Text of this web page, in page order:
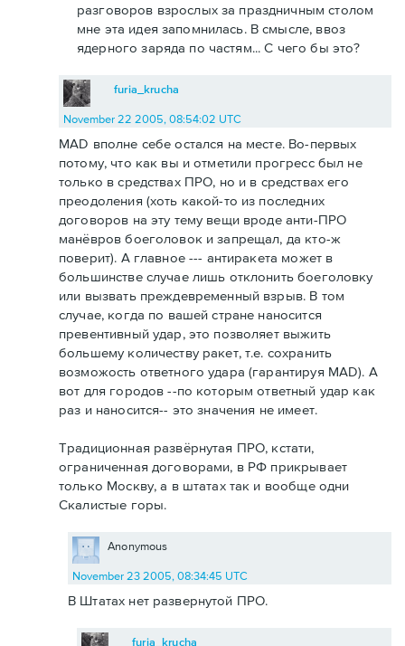
разговоров взрослых за праздничным столом
мне эта идея запомнилась. В смысле, ввоз
ядерного заряда по частям... С чего бы это?
furia_krucha
November 22 2005, 08:54:02 UTC
MAD вполне себе остался на месте. Во-первых
потому, что как вы и отметили прогресс был не
только в средствах ПРО, но и в средствах его
преодоления (хоть какой-то из последних
договоров на эту тему вещи вроде анти-ПРО
манёвров боеголовок и запрещал, да кто-ж
поверит). А главное --- антиракета может в
большинстве случае лишь отклонить боеголовку
или вызвать преждевременный взрыв. В том
случае, когда по вашей стране наносится
превентивный удар, это позволяет выжить
большему количеству ракет, т.е. сохранить
возможость ответного удара (гарантируя MAD). А
вот для городов --по которым ответный удар как
раз и наносится-- это значения не имеет.
Традиционная развёрнутая ПРО, кстати,
ограниченная договорами, в РФ прикрывает
только Москву, а в штатах так и вообще одни
Скалистые горы.
Anonymous
November 23 2005, 08:34:45 UTC
В Штатах нет развернутой ПРО.
furia_krucha